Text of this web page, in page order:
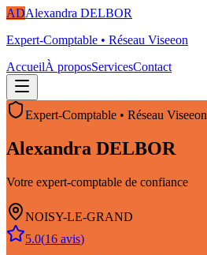
ADAlexandra DELBOR
Expert-Comptable • Réseau Viseeon
AccueilÀ proposServicesContact
Expert-Comptable • Réseau Viseeon
Alexandra DELBOR
Votre expert-comptable de confiance
NOISY-LE-GRAND
5.0(16 avis)